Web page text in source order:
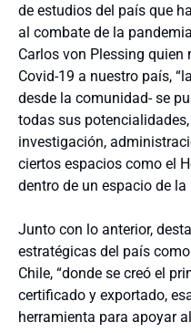
de estudios del país que
al combate de la
Carlos von Plessing
Covid-19 a nuestro país,
desde la comunidad- se
todas sus
investigación,
ciertos espacios como el
dentro de un espacio de la
Junto con lo anterior,
estratégicas del país
Chile, “donde se creó el
certificado y exportado,
herramienta para apoyar